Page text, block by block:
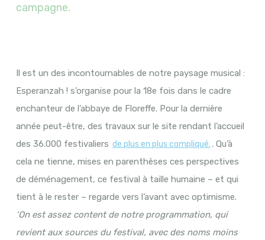
campagne.
Il est un des incontournables de notre paysage musical :
Esperanzah ! s’organise pour la 18e fois dans le cadre
enchanteur de l’abbaye de Floreffe. Pour la dernière
année peut-être, des travaux sur le site rendant l’accueil
des 36.000 festivaliers de plus en plus compliqué.. Qu’à
cela ne tienne, mises en parenthèses ces perspectives
de déménagement, ce festival à taille humaine – et qui
tient à le rester – regarde vers l’avant avec optimisme.
‘On est assez content de notre programmation, qui
revient aux sources du festival, avec des noms moins